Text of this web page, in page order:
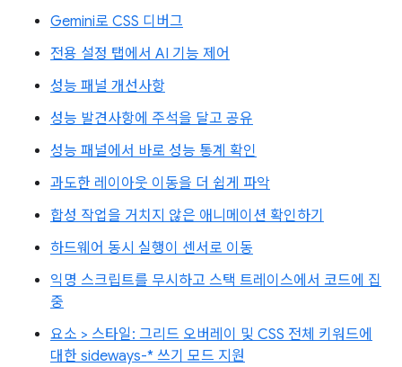
Gemini로 CSS 디버그
전용 설정 탭에서 AI 기능 제어
성능 패널 개선사항
성능 발견사항에 주석을 달고 공유
성능 패널에서 바로 성능 통계 확인
과도한 레이아웃 이동을 더 쉽게 파악
합성 작업을 거치지 않은 애니메이션 확인하기
하드웨어 동시 실행이 센서로 이동
익명 스크립트를 무시하고 스택 트레이스에서 코드에 집
중
요소 > 스타일: 그리드 오버레이 및 CSS 전체 키워드에
대한 sideways-* 쓰기 모드 지원